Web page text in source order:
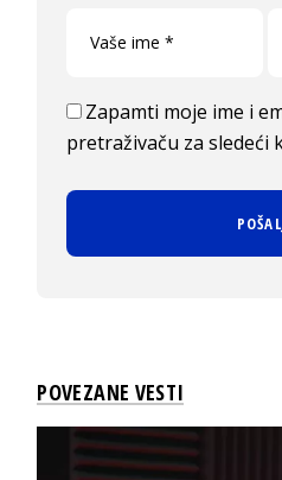
Zapamti moje ime i
pretraživaču za sledeći
POVEZANE VESTI